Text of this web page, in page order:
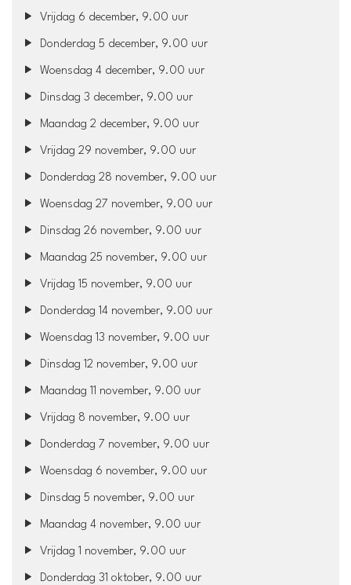
Vrijdag 6 december, 9.00 uur
Donderdag 5 december, 9.00 uur
Woensdag 4 december, 9.00 uur
Dinsdag 3 december, 9.00 uur
Maandag 2 december, 9.00 uur
Vrijdag 29 november, 9.00 uur
Donderdag 28 november, 9.00 uur
Woensdag 27 november, 9.00 uur
Dinsdag 26 november, 9.00 uur
Maandag 25 november, 9.00 uur
Vrijdag 15 november, 9.00 uur
Donderdag 14 november, 9.00 uur
Woensdag 13 november, 9.00 uur
Dinsdag 12 november, 9.00 uur
Maandag 11 november, 9.00 uur
Vrijdag 8 november, 9.00 uur
Donderdag 7 november, 9.00 uur
Woensdag 6 november, 9.00 uur
Dinsdag 5 november, 9.00 uur
Maandag 4 november, 9.00 uur
Vrijdag 1 november, 9.00 uur
Donderdag 31 oktober, 9.00 uur